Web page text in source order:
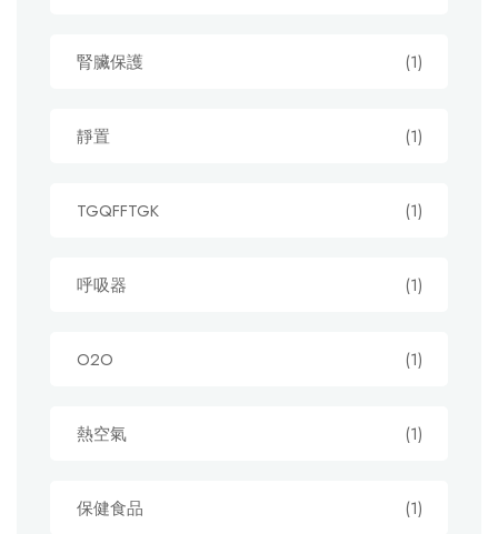
腎臟保護 (1)
靜置 (1)
TGQFFTGK (1)
呼吸器 (1)
O2O (1)
熱空氣 (1)
保健食品 (1)